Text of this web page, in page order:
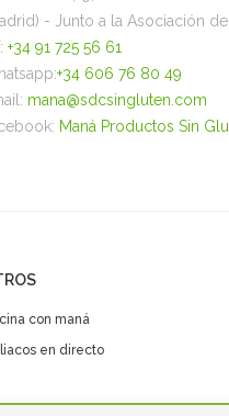
- Junto a la Asociación
+34 91 725 56 61
+34 606 76 80 49
mana@sdcsingluten.com
Maná Productos Sin
con maná
en directo